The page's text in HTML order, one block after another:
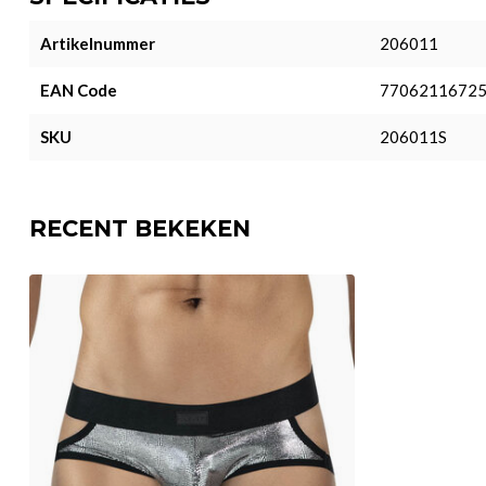
Artikelnummer 206011
EAN Code
SKU 206011S
RECENT BEKEKEN